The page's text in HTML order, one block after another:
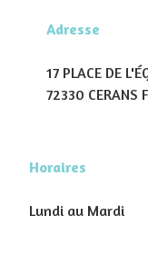
Adresse
17 PLACE DE
72330 CERANS
Horaires
Lundi au Mardi